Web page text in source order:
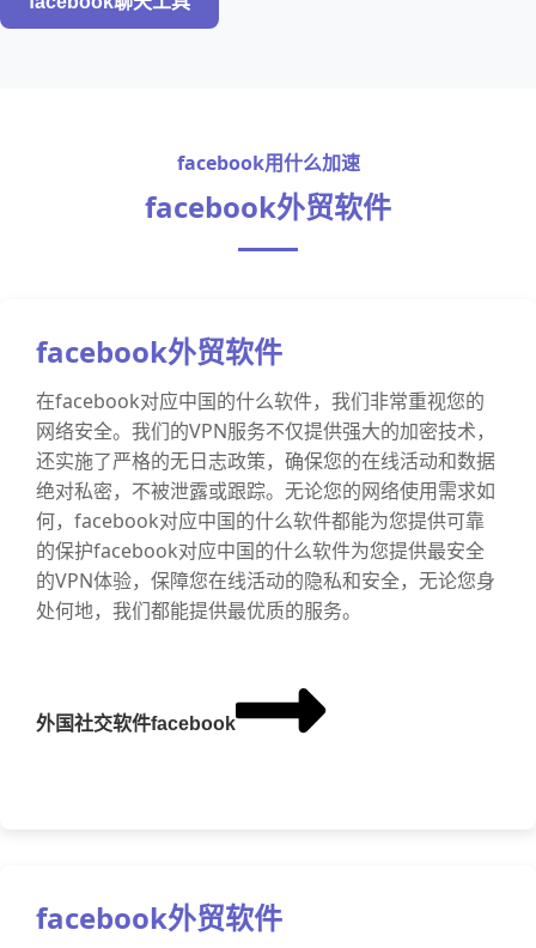
facebook用什么加速
facebook外贸软件
facebook外贸软件
在facebook对应中国的什么软件，我们非常重视您的
网络安全。我们的VPN服务不仅提供强大的加密技术，
还实施了严格的无日志政策，确保您的在线活动和数据
绝对私密，不被泄露或跟踪。无论您的网络使用需求如
何，facebook对应中国的什么软件都能为您提供可靠
的保护facebook对应中国的什么软件为您提供最安全
的VPN体验，保障您在线活动的隐私和安全，无论您身
处何地，我们都能提供最优质的服务。
外国社交软件facebook
facebook外贸软件